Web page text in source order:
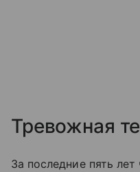
Тревожная
За последние пять